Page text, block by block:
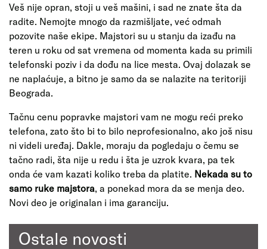
Veš nije opran, stoji u veš mašini, i sad ne znate šta da
radite. Nemojte mnogo da razmišljate, već odmah
pozovite naše ekipe. Majstori su u stanju da izađu na
teren u roku od sat vremena od momenta kada su primili
telefonski poziv i da dođu na lice mesta. Ovaj dolazak se
ne naplaćuje, a bitno je samo da se nalazite na teritoriji
Beograda.
Tačnu cenu popravke majstori vam ne mogu reći preko
telefona, zato što bi to bilo neprofesionalno, ako još nisu
ni videli uređaj. Dakle, moraju da pogledaju o čemu se
tačno radi, šta nije u redu i šta je uzrok kvara, pa tek
onda će vam kazati koliko treba da platite. Nekada su to
samo ruke majstora , a ponekad mora da se menja deo.
Novi deo je originalan i ima garanciju.
Ostale novosti